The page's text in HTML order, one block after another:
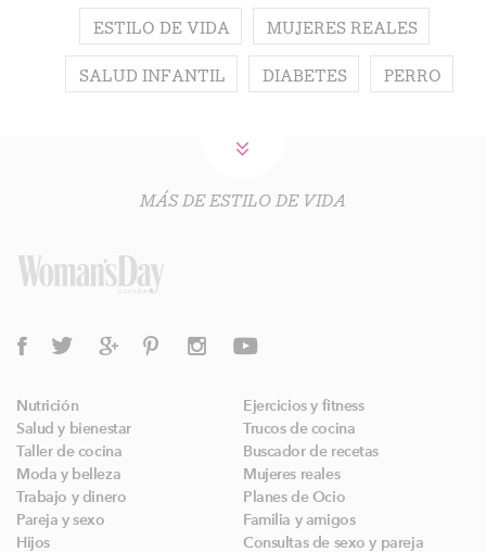
ESTILO DE VIDA MUJERES REALES
SALUD INFANTIL DIABETES PERRO
MÁS DE ESTILO DE VIDA
Nutrición
Ejercicios y fitness
Salud y bienestar
Trucos de cocina
Taller de cocina
Buscador de recetas
Moda y belleza
Mujeres reales
Trabajo y dinero
Planes de Ocio
Pareja y sexo
Familia y amigos
Hijos
Consultas de sexo y pareja